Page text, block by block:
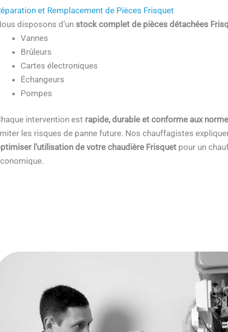
et Remplacement de Pièces Frisquet
disposons d’un stock complet de pièces détachées
Vannes
Brûleurs
Cartes électroniques
Échangeurs
Pompes
intervention est rapide, durable et conforme aux
les risques de panne future. Nos chauffagistes
l’utilisation de votre chaudière Frisquet pour un